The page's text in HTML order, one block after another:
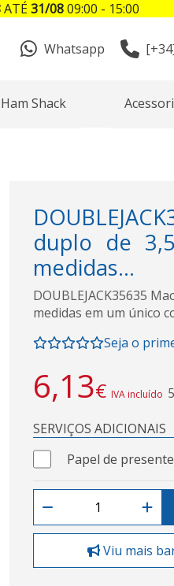
Whatsapp
Ham Shack
duplo de
medidas...
DOUBLEJACK35635
medidas em um único
Seja o
6,13€ IVA incluído
SERVIÇOS ADICIONAIS
Papel de
Viu mais
ATÉ31/0809:00 - 15:00